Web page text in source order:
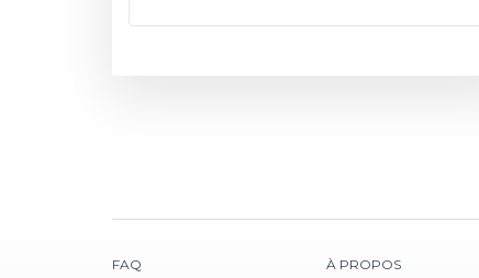
FAQ
À PROPOS